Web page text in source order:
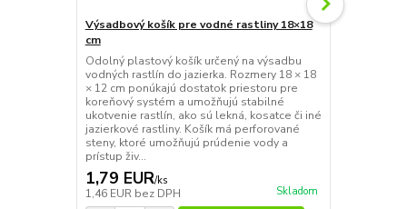
Výsadbový košík pre vodné rastliny 18×18
cm
Odolný plastový košík určený na výsadbu
vodných rastlín do jazierka. Rozmery 18 × 18
× 12 cm ponúkajú dostatok priestoru pre
koreňový systém a umožňujú stabilné
ukotvenie rastlín, ako sú lekná, kosatce či iné
jazierkové rastliny. Košík má perforované
steny, ktoré umožňujú prúdenie vody a
prístup živ...
1,79 EUR/ks
1,46 EUR bez DPH Skladom